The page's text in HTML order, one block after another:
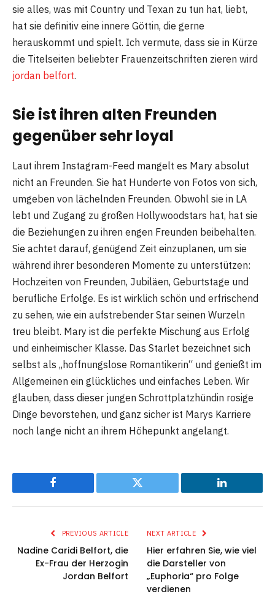
sie alles, was mit Country und Texan zu tun hat, liebt,
hat sie definitiv eine innere Göttin, die gerne
herauskommt und spielt. Ich vermute, dass sie in Kürze
die Titelseiten beliebter Frauenzeitschriften zieren wird
jordan belfort.
Sie ist ihren alten Freunden
gegenüber sehr loyal
Laut ihrem Instagram-Feed mangelt es Mary absolut
nicht an Freunden. Sie hat Hunderte von Fotos von sich,
umgeben von lächelnden Freunden. Obwohl sie in LA
lebt und Zugang zu großen Hollywoodstars hat, hat sie
die Beziehungen zu ihren engen Freunden beibehalten.
Sie achtet darauf, genügend Zeit einzuplanen, um sie
während ihrer besonderen Momente zu unterstützen:
Hochzeiten von Freunden, Jubiläen, Geburtstage und
berufliche Erfolge. Es ist wirklich schön und erfrischend
zu sehen, wie ein aufstrebender Star seinen Wurzeln
treu bleibt. Mary ist die perfekte Mischung aus Erfolg
und einheimischer Klasse. Das Starlet bezeichnet sich
selbst als „hoffnungslose Romantikerin“ und genießt im
Allgemeinen ein glückliches und einfaches Leben. Wir
glauben, dass dieser jungen Schrottplatzhündin rosige
Dinge bevorstehen, und ganz sicher ist Marys Karriere
noch lange nicht an ihrem Höhepunkt angelangt.
Facebook Twitter LinkedIn
PREVIOUS ARTICLE
Nadine Caridi Belfort, die
Ex-Frau der Herzogin
Jordan Belfort
NEXT ARTICLE
Hier erfahren Sie, wie viel
die Darsteller von
„Euphoria“ pro Folge
verdienen